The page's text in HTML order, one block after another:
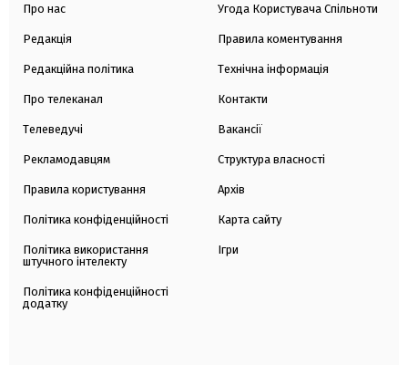
Про нас
Редакція
Редакційна політика
Про телеканал
Телеведучі
Рекламодавцям
Правила користування
Політика конфіденційності
Політика використання
штучного інтелекту
Політика конфіденційності
додатку
Угода Користувача Спільноти
Правила коментування
Технічна інформація
Контакти
Вакансії
Структура власності
Архів
Карта сайту
Ігри